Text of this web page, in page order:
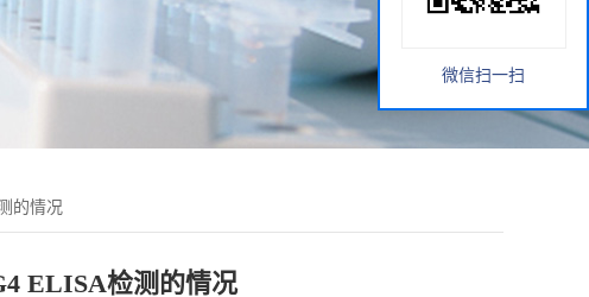
的情况
ELISA检测的情况
微信扫一扫